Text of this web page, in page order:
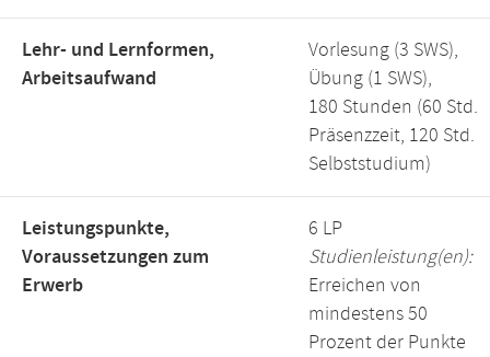
Lehr- und Lernformen,
Arbeitsaufwand
Vorlesung (3 SWS),
Übung (1 SWS),
180 Stunden (60 Std.
Präsenzzeit, 120 Std.
Selbststudium)
Leistungspunkte,
Voraussetzungen zum
Erwerb
6 LP
Studienleistung(en):
Erreichen von
mindestens 50
Prozent der Punkte